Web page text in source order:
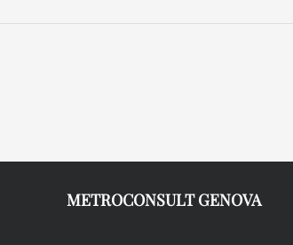
METROCONSULT GENOVA